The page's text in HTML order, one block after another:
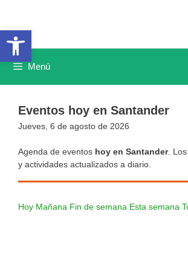
Abrir barra de herramientas
contenido
Menú
Eventos hoy en Santander
Jueves, 6 de agosto de 2026
Agenda de eventos hoy en Santander.
y actividades actualizados a diario.
Hoy Mañana Fin de semana Esta semana